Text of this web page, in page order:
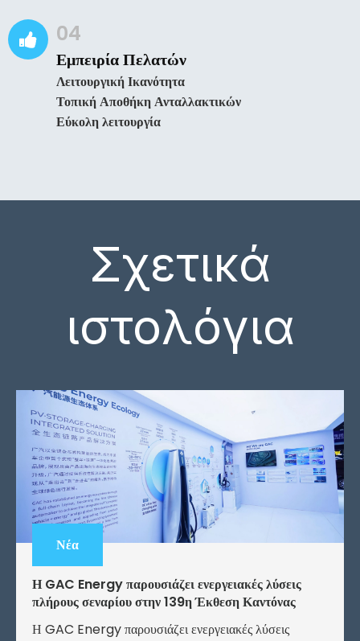
04
Εμπειρία Πελατών
Λειτουργική Ικανότητα
Τοπική Αποθήκη Ανταλλακτικών
Εύκολη λειτουργία
Σχετικά
ιστολόγια
Η GAC Energy παρουσιάζει ενεργειακές λύσεις
πλήρους σεναρίου στην 139η Έκθεση Καντόνας
Η GAC Energy παρουσιάζει ενεργειακές λύσεις
Νέα